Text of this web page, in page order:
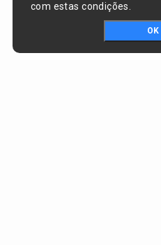
com estas condições.
OK